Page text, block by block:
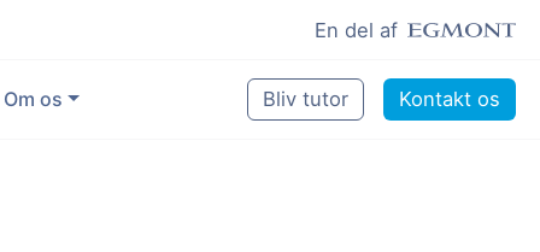
En del af
Om os Bliv tutor Kontakt os